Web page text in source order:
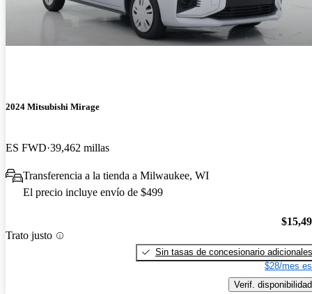
2024 Mitsubishi Mirage
ES FWD 39,462 millas
Transferencia a la tienda a Milwaukee, WI
El precio incluye envío de $499
Trato justo
Sin tasas de concesionario adicionales
$28/mes
Verif. disponibilidad